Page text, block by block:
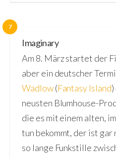
7
Imaginary
Am 8. März startet der
aber ein deutscher
Wadlow(Fantasy Island
neusten Blumhouse-
die es mit einem alten,
tun bekommt, der ist
so lange Funkstille